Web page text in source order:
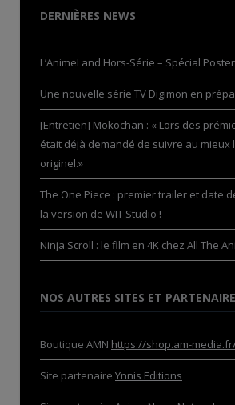
DERNIÈRES NEWS
L’AnimeLand Hors-Série – Spécial
Une nouvelle série TV Digimon en
[Entretien] Mokochan : « Lors des
était déjà demandé de suivre au mieux
originel.»
The One Piece : premier trailer et date
la version de WIT Studio !
Ninja Scroll : le film en 4K chez All The
NOS AUTRES SITES ET
Boutique AMN https://shop.am-
Site partenaire Ynnis Editions